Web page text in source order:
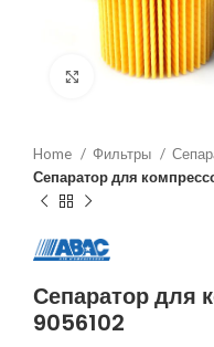
Увеличить
Home Фильтры
Сепаратор для
Сепаратор для
9056102